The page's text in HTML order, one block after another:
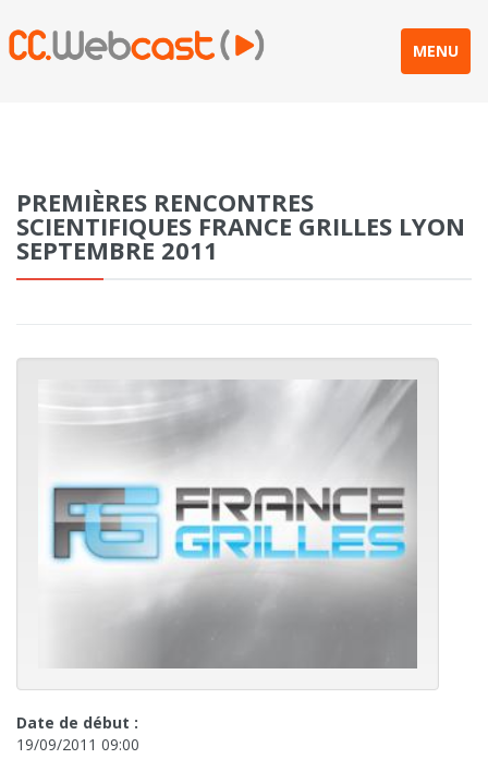
MENU
PREMIÈRES RENCONTRES
SCIENTIFIQUES FRANCE GRILLES LYON
SEPTEMBRE 2011
Date de début :
19/09/2011 09:00